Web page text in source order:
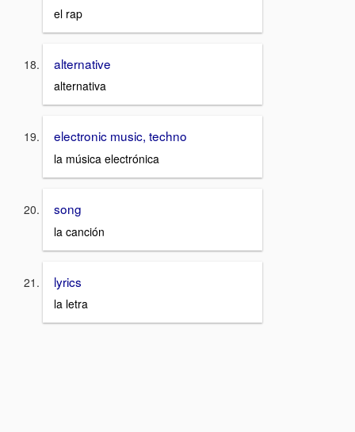
el rap
alternative
alternativa
electronic music, techno
la música electrónica
song
la canción
lyrics
la letra